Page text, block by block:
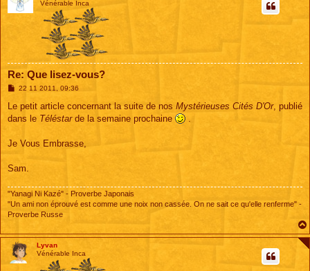
Vénérable Inca
Re: Que lisez-vous?
M
s
a
22 11 2011, 09:36
Le petit article concernant la suite de nos Mystérieuses Cités D'Or, publié
dans le Téléstarde la semaine prochaine
Je Vous Embrasse,
Sam.
"Yanagi Ni Kazé" - Proverbe Japonais
"Un ami non éprouvé est comme une noix non cassée. On ne sait ce qu'elle renferme" -
Proverbe Russe
Lyvan
Vénérable Inca